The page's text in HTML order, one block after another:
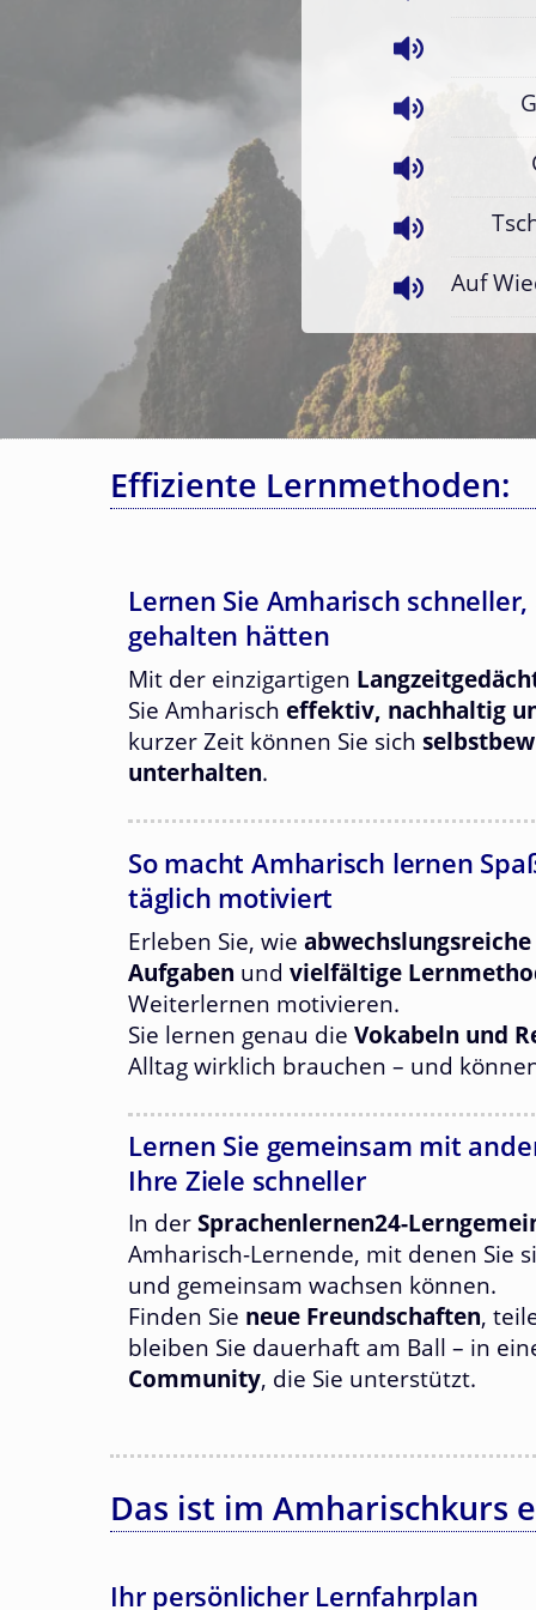
Auf
Effiziente Lernmethoden:
Lernen Sie Amharisch
gehalten hätten
Mit der einzigartigen
Sie Amharisch effektiv, nachhaltig
kurzer Zeit können Sie sich
unterhalten.
So macht Amharisch lernen
täglich motiviert
Erleben Sie, wie
Aufgaben und vielfältige
Weiterlernen motivieren.
Sie lernen genau die Vokabeln und
Alltag wirklich brauchen – und
Lernen Sie gemeinsam mit
Ihre Ziele schneller
In der Sprachenlernen24-
Amharisch-Lernende, mit denen Sie
und gemeinsam wachsen können.
Finden Sie neue Freundschaften,
bleiben Sie dauerhaft am Ball – in
Community, die Sie unterstützt.
Das ist im Amharischkurs
Ihr persönlicher Lernfahrplan